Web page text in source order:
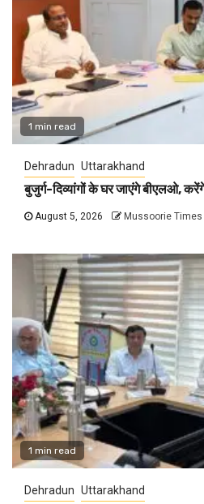
1 min read
Dehradun Uttarakhand
बुजुर्ग-दिव्यांगों के घर जाएंगे बीएलओ,
August 5, 2026 Mussoorie Times
1 min read
Dehradun Uttarakhand